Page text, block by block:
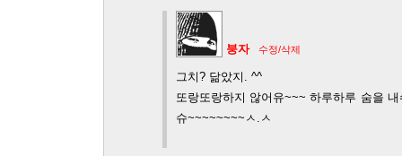
붕자 수정/삭제
그치? 닮았지. ^^
또랑또랑하지 않어유~~~ 하루하루 숨을
슈~~~~~~~~ㅅ.ㅅ